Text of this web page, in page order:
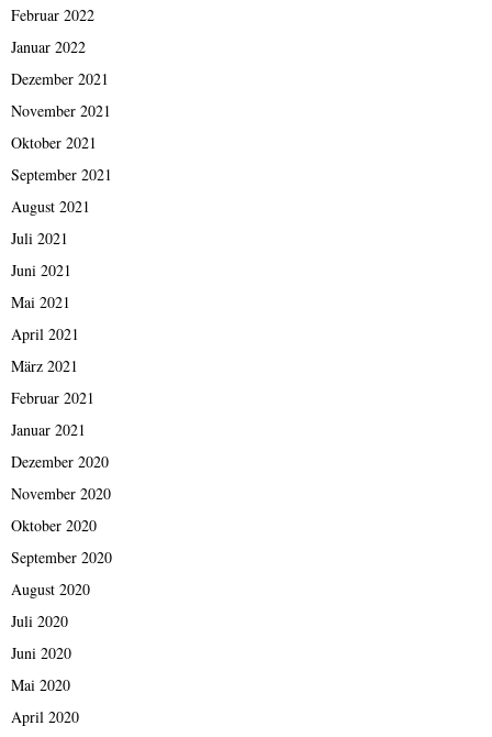
Februar 2022
Januar 2022
Dezember 2021
November 2021
Oktober 2021
September 2021
August 2021
Juli 2021
Juni 2021
Mai 2021
April 2021
März 2021
Februar 2021
Januar 2021
Dezember 2020
November 2020
Oktober 2020
September 2020
August 2020
Juli 2020
Juni 2020
Mai 2020
April 2020